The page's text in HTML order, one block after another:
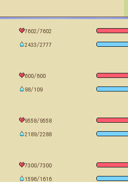
7602/7602
2433/2777
600/600
98/109
9558/9558
2189/2288
7300/7300
1596/1616